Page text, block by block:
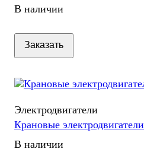
В наличии
Заказать
Электродвигатели
Крановые электродвигатели
В наличии